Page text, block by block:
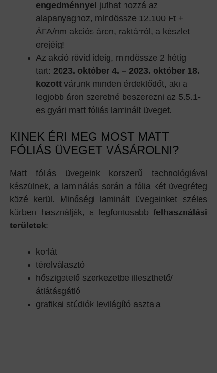
engedménnyel juthat hozzá az
alapanyaghoz, mindössze 12.100 Ft +
ÁFA/nm akciós áron, raktárról, a készlet
erejéig!
Az akció rövid ideig, mindössze 2 hétig
tart: 2023. október 4. – 2023. október 18.
között várunk minden érdeklődőt, aki a
legjobb áron szeretné beszerezni az 5.5.1-
es gyári matt fóliás laminált üveget.
KINEK ÉRI MEG MOST MATT
FÓLIÁS ÜVEGET VÁSÁROLNI?
Matt fóliás üvegeink korszerű technológiával
készülnek, a laminálás során a fólia két üvegréteg
közé kerül. Minőségi laminált üvegeinket széles
körben használják, a legfontosabb felhasználási
területek:
korlát
térelválasztó
hőszigetelő szerkezetbe illeszthető/
átlátásgátló
grafikai stúdiók levilágító asztala